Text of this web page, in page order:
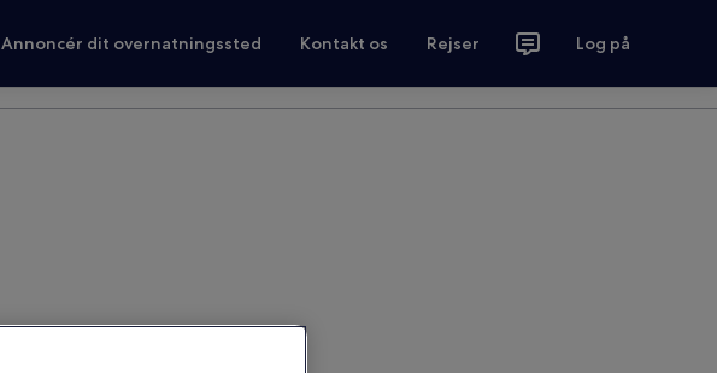
Annoncér dit overnatningssted Kontakt os Rejser Log på